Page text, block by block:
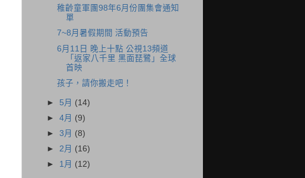
稚齡童軍團98年6月份團集會通知
單
7~8月暑假期間 活動預告
6月11日 晚上十點 公視13頻道
「返家八千里 黑面琵鷺」全球
首映
孩子，請你搬走吧！
► 5月 (14)
►4月 (9)
►3月 (8)
► 2月 (16)
► 1月 (12)